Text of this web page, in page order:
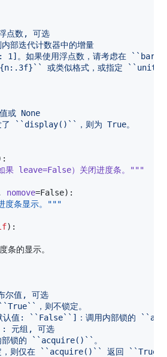
点数, 可选
部迭代计数器中的增量
1]。如果使用浮点数，请考虑在
或类似格式，或指定
或 None
``display()``，则为 True。
果 leave=False）关闭进度条。"""
nomove=False):
度条显示。"""
):
条的显示。
尔值, 可选
，则不锁定。
值: ``False``]：调用内部锁的
元组, 可选
锁的 ``acquire()``。
则仅在 ``acquire()`` 返回